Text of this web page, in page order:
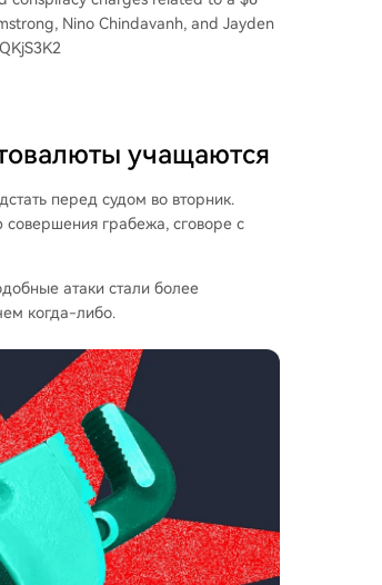
Nino Chindavanh, and Jayden
учащаются
перед судом во вторник.
грабежа, сговоре с
атаки стали более
когда-либо.